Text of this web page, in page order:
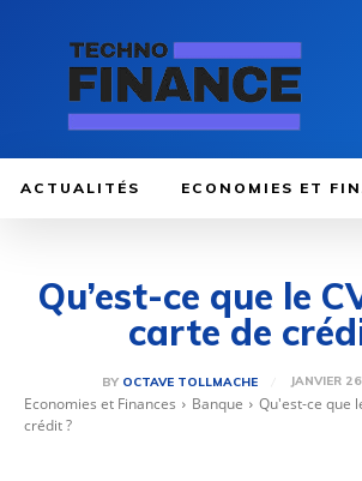
ACTUALITÉS ECONOMIES ET
Qu’est-ce que le
carte de
BY OCTAVE TOLLMACHE JANVIER
Economies et Finances Banque
Qu'est-ce que
crédit ?